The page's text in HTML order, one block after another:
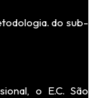
do sub-
o E.C. São